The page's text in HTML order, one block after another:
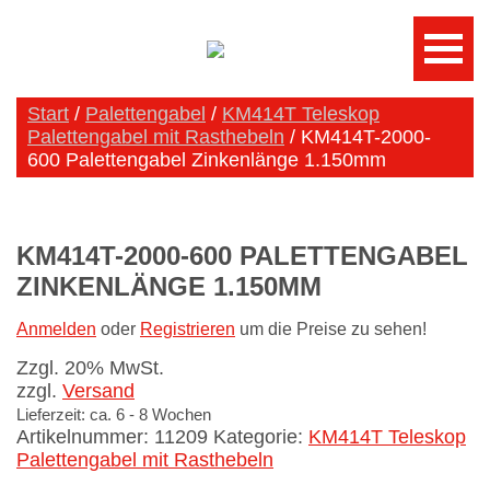
Start / Palettengabel / KM414T Teleskop
Palettengabel mit Rasthebeln / KM414T-2000-
600 Palettengabel Zinkenlänge 1.150mm
KM414T-2000-600 PALETTENGABEL
ZINKENLÄNGE 1.150MM
Anmelden oder Registrieren um die Preise zu sehen!
Zzgl. 20% MwSt.
zzgl. Versand
Lieferzeit: ca. 6 - 8 Wochen
Artikelnummer: 11209 Kategorie: KM414T Teleskop
Palettengabel mit Rasthebeln